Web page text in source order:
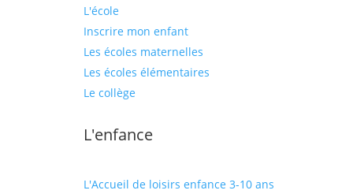
L'école
Inscrire mon enfant
Les écoles maternelles
Les écoles élémentaires
Le collège
L'enfance
L'Accueil de loisirs enfance 3-10 ans